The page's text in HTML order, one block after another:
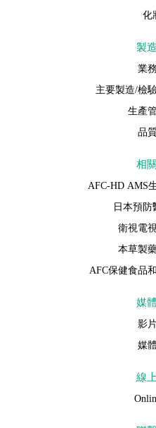
化
製
業
主要製造/檢
生產
品
相
AFC-HD AMS
日本預防
衛視電
本草製
AFC保健食品
媒
影
媒
線